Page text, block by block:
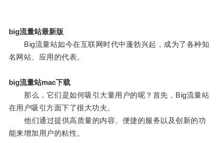
big流量站最新版
Big流量站如今在互联网时代中蓬勃兴起，成为了各种知
名网站、应用的代表。
big流量站mac下载
那么，它们是如何吸引大量用户的呢？首先，Big流量站
在用户吸引方面下了很大功夫。
他们通过提供高质量的内容、便捷的服务以及创新的功
能来增加用户的粘性。